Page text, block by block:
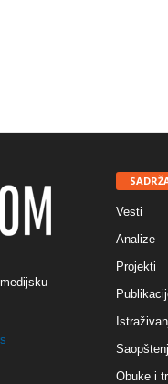
Vesti
Analize
Projekti
Obuke i